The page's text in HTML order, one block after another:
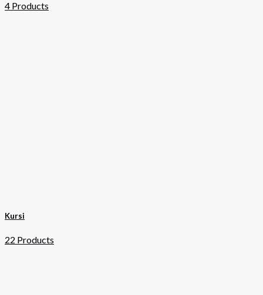
4 Products
Kursi
22 Products